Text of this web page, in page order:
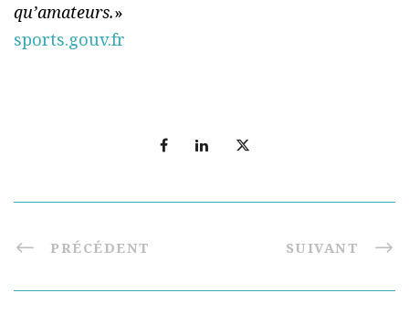
qu’amateurs.»
sports.gouv.fr
PRÉCÉDENT SUIVANT